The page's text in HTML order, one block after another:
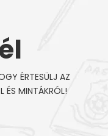
ÉRTESÜLJ AZ
ÉS MINTÁKRÓL!